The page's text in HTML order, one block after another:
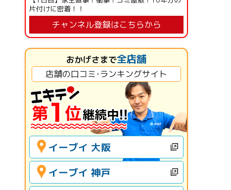
片付けに密着！！
チャンネル登録はこちらから
おかげさまで全店舗
店舗の口コミ･ランキングサイト
イーブイ 大阪
イーブイ 神戸